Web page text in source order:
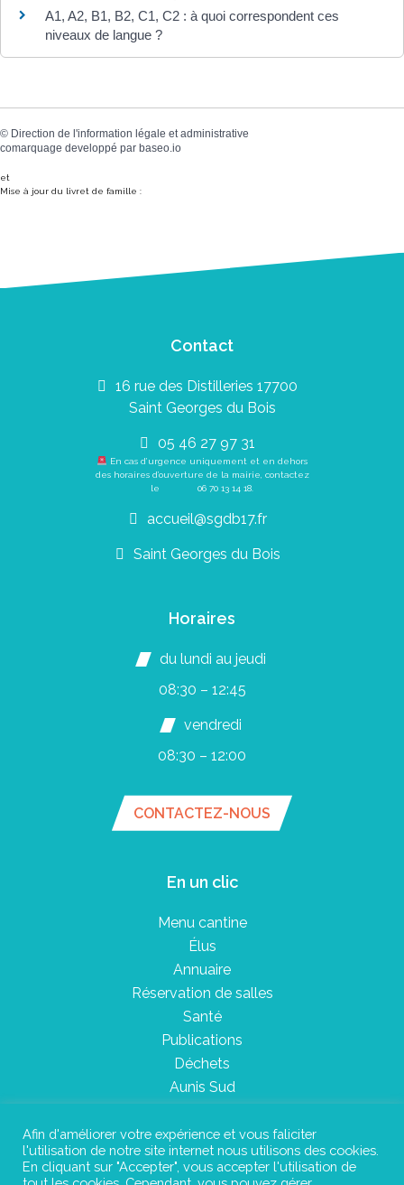
A1, A2, B1, B2, C1, C2 : à quoi correspondent ces
niveaux de langue ?
© Direction de l'information légale et administrative
comarquage developpé par baseo.io
et
Mise à jour du livret de famille :
Contact
16 rue des Distilleries 17700
Saint Georges du Bois
05 46 27 97 31
En cas d’urgence uniquement et en dehors
des horaires d’ouverture de la mairie, contactez
le 06 70 13 14 18
accueil@sgdb17.fr
Saint Georges du Bois
Horaires
du lundi au jeudi
08:30 – 12:45
vendredi
08:30 – 12:00
CONTACTEZ-NOUS
En un clic
Menu cantine
Élus
Annuaire
Réservation de salles
Santé
Publications
Déchets
Aunis Sud
Plan du site
Afin d'améliorer votre expérience et vous faliciter
l'utilisation de notre site internet nous utilisons des cookies.
En cliquant sur "Accepter", vous accepter l'utilisation de